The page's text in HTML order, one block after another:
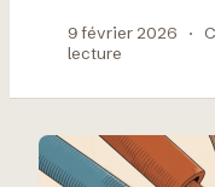
9 février 2026 ·
lecture